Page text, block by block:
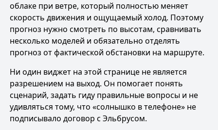
облаке при ветре, который полностью меняет
скорость движения и ощущаемый холод. Поэтому
прогноз нужно смотреть по высотам, сравнивать
несколько моделей и обязательно отделять
прогноз от фактической обстановки на маршруте.
Ни один виджет на этой странице не является
разрешением на выход. Он помогает понять
сценарий, задать гиду правильные вопросы и не
удивляться тому, что «солнышко в телефоне» не
подписывало договор с Эльбрусом.